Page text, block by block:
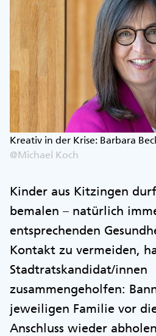
Kreativ in der Krise: Barbara
@Michael Koch
Kinder aus Kitzingen
bemalen – natürlich
entsprechenden
Kontakt zu vermeiden,
Stadtratskandidat/innen
zusammengeholfen:
jeweiligen Familie vor
Anschluss wieder